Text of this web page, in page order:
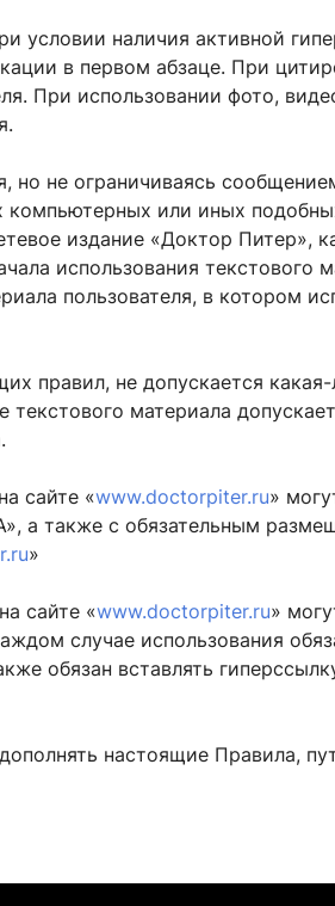
условии наличия активной
в первом абзаце. При
При использовании фото,
но не ограничиваясь
компьютерных или иных
издание «Доктор Питер»,
использования текстового
пользователя, в котором
правил, не допускается какая-
материала
сайте «www.doctorpiter.ru»
а также с обязательным
»
сайте «www.doctorpiter.ru»
случае использования
обязан вставлять
настоящие Правила,